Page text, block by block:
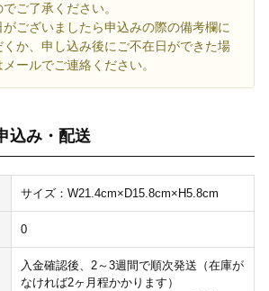
ご了承ください。
ございましたら申込みの際の備考欄に
か、申し込み後にご不在日ができた場
ールでご連絡ください。
込み・配送
サイズ：W21.4cm×D15.8cm×H5.8cm
0
入金確認後、2～3週間で順次発送（在庫が
なければ2ヶ月程かかります）